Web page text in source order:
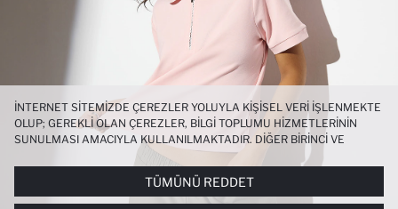
İNTERNET SITEMIZDE ÇEREZLER YOLUYLA KIŞISEL VERI IŞLENMEKTE
OLUP; GEREKLI OLAN ÇEREZLER, BILGI TOPLUMU HIZMETLERININ
SUNULMASI AMACIYLA KULLANILMAKTADIR. DIĞER BIRINCI VE
ÜÇÜNCÜ TARAF ÇEREZLER ISE SIZE DAHA IYI BIR ALIŞVERIŞ
DENEYIMI SUNULABILMESI, SITEMIZIN DAHA IŞLEVSEL KILINMASI VE
KIŞISELLEŞTIRMESI VE AÇIK RIZA VERMENIZ HALINDE, SIZLERE
YÖNELIK PAZARLAMA FAALIYETLERININ YAPILMASI AMAÇLARIYLA
TÜMÜNÜ REDDET